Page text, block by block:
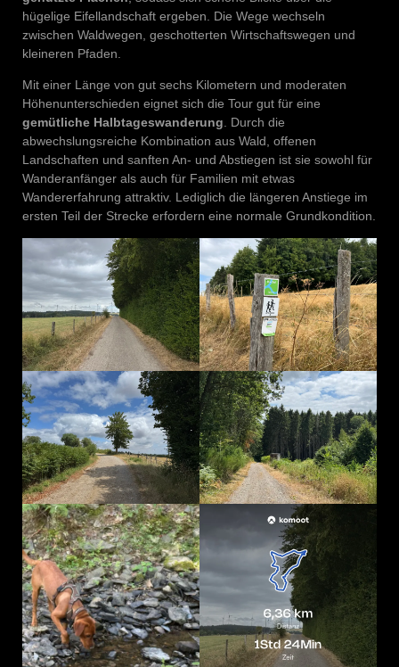
hügelige Eifellandschaft ergeben. Die Wege wechseln
zwischen Waldwegen, geschotterten Wirtschaftswegen und
kleineren Pfaden.
Mit einer Länge von gut sechs Kilometern und moderaten
Höhenunterschieden eignet sich die Tour gut für eine
gemütliche Halbtageswanderung . Durch die
abwechslungsreiche Kombination aus Wald, offenen
Landschaften und sanften An- und Abstiegen ist sie sowohl für
Wanderanfänger als auch für Familien mit etwas
Wandererfahrung attraktiv. Lediglich die längeren Anstiege im
ersten Teil der Strecke erfordern eine normale Grundkondition.